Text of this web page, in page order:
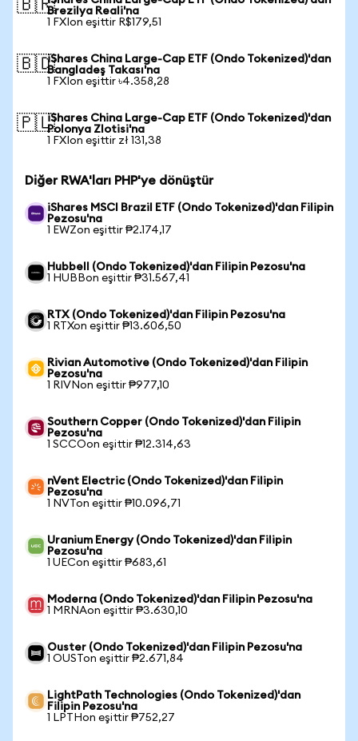
🇧🇷Brezilya Reali'na
1 FXIon eşittir R$179,51
🇧🇩iShares China Large-Cap ETF (Ondo Tokenized)'dan
Bangladeş Takası'na
1 FXIon eşittir ৳4.358,28
🇵🇱iShares China Large-Cap ETF (Ondo Tokenized)'dan
Polonya Zlotisi'na
1 FXIon eşittir zł 131,38
Diğer RWA'ları PHP'ye dönüştür
iShares MSCI Brazil ETF (Ondo Tokenized)'dan Filipin
Pezosu'na
1 EWZon eşittir ₱2.174,17
Hubbell (Ondo Tokenized)'dan Filipin Pezosu'na
1 HUBBon eşittir ₱31.567,41
RTX (Ondo Tokenized)'dan Filipin Pezosu'na
1 RTXon eşittir ₱13.606,50
Rivian Automotive (Ondo Tokenized)'dan Filipin
Pezosu'na
1 RIVNon eşittir ₱977,10
Southern Copper (Ondo Tokenized)'dan Filipin
Pezosu'na
1 SCCOon eşittir ₱12.314,63
nVent Electric (Ondo Tokenized)'dan Filipin
Pezosu'na
1 NVTon eşittir ₱10.096,71
Uranium Energy (Ondo Tokenized)'dan Filipin
Pezosu'na
1 UECon eşittir ₱683,61
Moderna (Ondo Tokenized)'dan Filipin Pezosu'na
1 MRNAon eşittir ₱3.630,10
Ouster (Ondo Tokenized)'dan Filipin Pezosu'na
1 OUSTon eşittir ₱2.671,84
LightPath Technologies (Ondo Tokenized)'dan
Filipin Pezosu'na
1 LPTHon eşittir ₱752,27